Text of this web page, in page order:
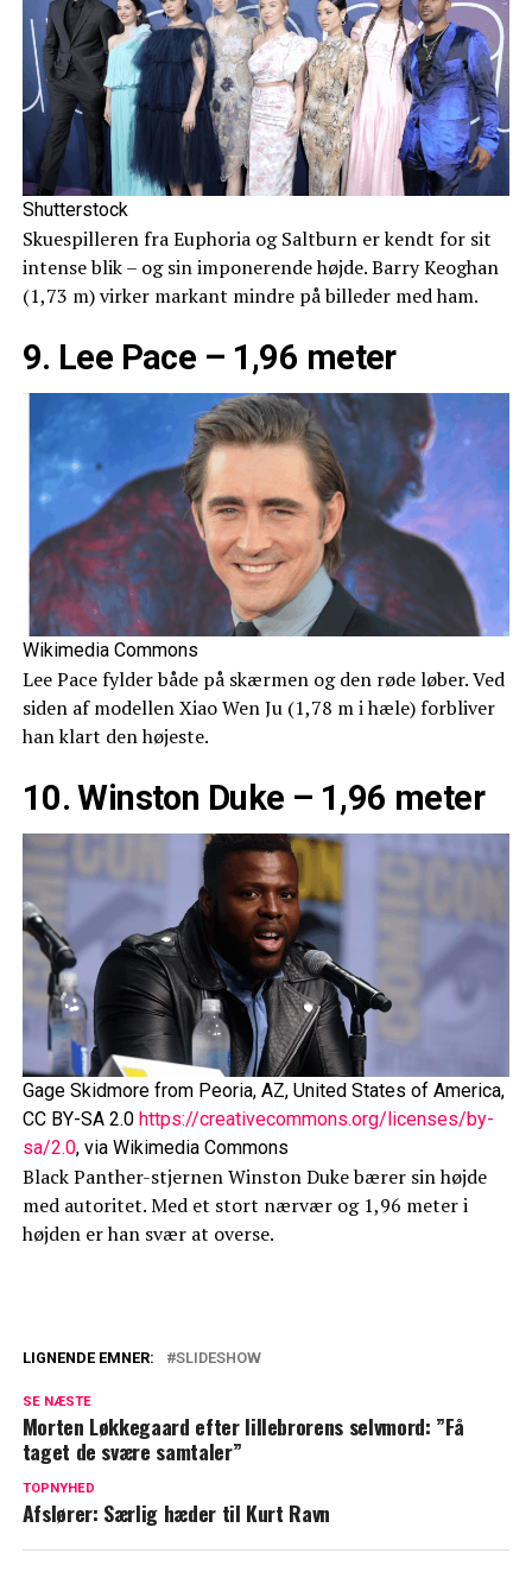
Shutterstock
Skuespilleren fra Euphoria og Saltburn er kendt for sit
intense blik – og sin imponerende højde. Barry Keoghan
(1,73 m) virker markant mindre på billeder med ham.
9. Lee Pace – 1,96 meter
Wikimedia Commons
Lee Pace fylder både på skærmen og den røde løber. Ved
siden af modellen Xiao Wen Ju (1,78 m i hæle) forbliver
han klart den højeste.
10. Winston Duke – 1,96 meter
Gage Skidmore from Peoria, AZ, United States of America,
CC BY-SA 2.0 https://creativecommons.org/licenses/by-
sa/2.0, via Wikimedia Commons
Black Panther-stjernen Winston Duke bærer sin højde
med autoritet. Med et stort nærvær og 1,96 meter i
højden er han svær at overse.
høje
20 skuespillere, der spillede en rolle
LIGNENDE EMNER: SLIDESHOW
SE NÆSTE
Morten Løkkegaard efter lillebrorens selvmord: ”Få
taget de svære samtaler”
TOPNYHED
Afslører: Særlig hæder til Kurt Ravn